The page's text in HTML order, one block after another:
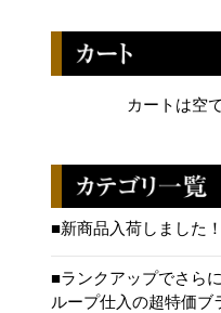
カートは空
■新商品入荷しました！
■ランクアップでさら
ループ仕入の超特価ブ